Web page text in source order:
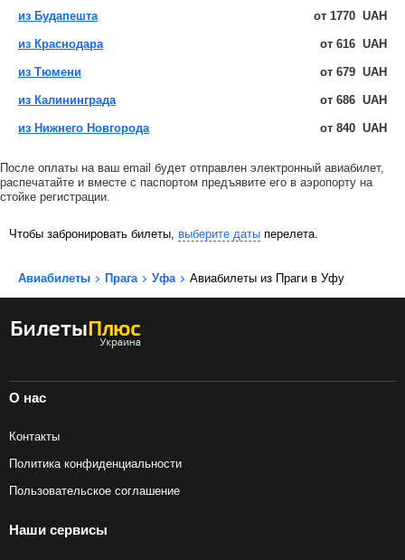
из Будапешта от 1770 UAH
из Краснодара от 616 UAH
из Тюмени от 679 UAH
из Калининграда от 686 UAH
из Нижнего Новгорода от 840 UAH
После оплаты на ваш email будет отправлен электронный авиабилет,
распечатайте и вместе с паспортом предъявите его в аэропорту на
стойке регистрации.
Чтобы забронировать билеты, выберите даты перелета.
Авиабилеты Прага Уфа Авиабилеты из Праги в Уфу
О нас
Контакты
Политика конфиденциальности
Пользовательское соглашение
Наши сервисы